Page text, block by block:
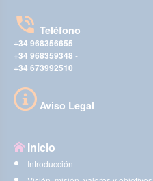
Teléfono
+34 968356655 -
+34 968359348 -
+34 673992510
Aviso Legal
Inicio
Introducción